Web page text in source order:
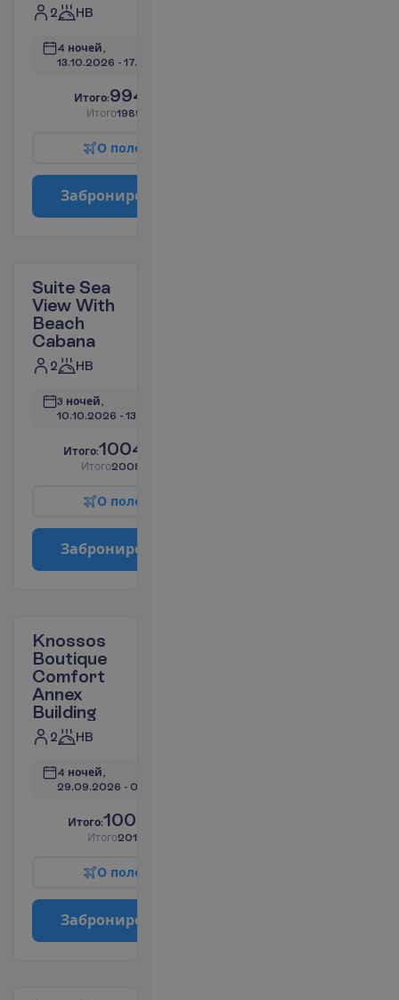
2 HB
4 ночей,
13.10.2026 - 17.10.2026
Итого:994.93
Итого1989.86
О поле
Заброниро
Suite Sea
View With
Beach
Cabana
2 HB
3 ночей,
10.10.2026 - 13.10.2026
Итого:1004.03
Итого2008.06
О поле
Заброниро
Knossos
Boutique
Comfort
Annex
Building
2 HB
4 ночей,
29.09.2026 - 03.10.2026
Итого:1007.78
Итого2015.56
О поле
Заброниро